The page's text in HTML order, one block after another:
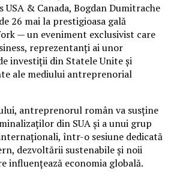
USA & Canada, Bogdan Dumitrache
26 mai la prestigioasa gală
— un eveniment exclusivist care
reprezentanți ai unor
investiții din Statele Unite și
ale mediului antreprenorial
antreprenorul român va susține
din SUA și a unui grup
într-o sesiune dedicată
dezvoltării sustenabile și noii
influențează economia globală.